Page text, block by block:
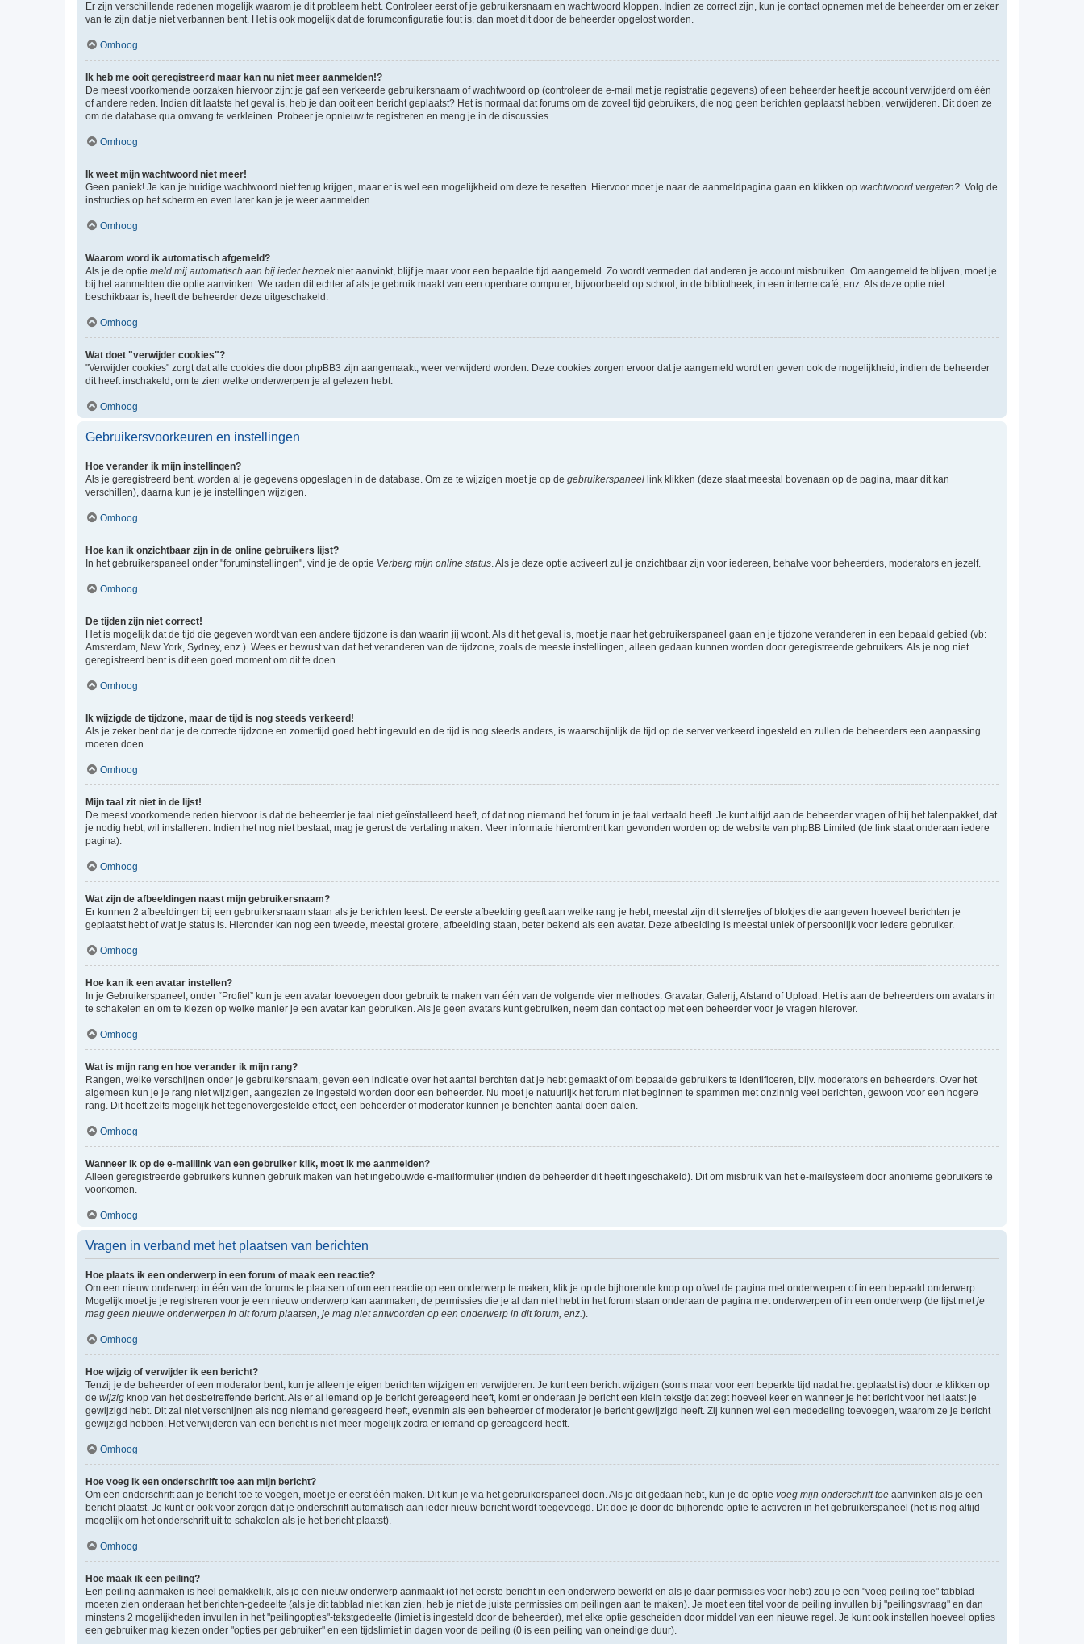
Er zijn verschillende redenen mogelijk waarom je dit probleem hebt. Controleer eerst of je gebruikersnaam en wachtwoord kloppen. Indien ze correct zijn, kun je contact opnemen met de beheerder om er zeker
van te zijn dat je niet verbannen bent. Het is ook mogelijk dat de forumconfiguratie fout is, dan moet dit door de beheerder opgelost worden.
Omhoog
Ik heb me ooit geregistreerd maar kan nu niet meer aanmelden!?
De meest voorkomende oorzaken hiervoor zijn: je gaf een verkeerde gebruikersnaam of wachtwoord op (controleer de e-mail met je registratie gegevens) of een beheerder heeft je account verwijderd om één
of andere reden. Indien dit laatste het geval is, heb je dan ooit een bericht geplaatst? Het is normaal dat forums om de zoveel tijd gebruikers, die nog geen berichten geplaatst hebben, verwijderen. Dit doen ze
om de database qua omvang te verkleinen. Probeer je opnieuw te registreren en meng je in de discussies.
Omhoog
Ik weet mijn wachtwoord niet meer!
Geen paniek! Je kan je huidige wachtwoord niet terug krijgen, maar er is wel een mogelijkheid om deze te resetten. Hiervoor moet je naar de aanmeldpagina gaan en klikken op wachtwoord vergeten?. Volg de
instructies op het scherm en even later kan je je weer aanmelden.
Omhoog
Waarom word ik automatisch afgemeld?
Als je de optie meld mij automatisch aan bij ieder bezoekniet aanvinkt, blijf je maar voor een bepaalde tijd aangemeld. Zo wordt vermeden dat anderen je account misbruiken. Om aangemeld te blijven, moet je
bij het aanmelden die optie aanvinken. We raden dit echter af als je gebruik maakt van een openbare computer, bijvoorbeeld op school, in de bibliotheek, in een internetcafé, enz. Als deze optie niet
beschikbaar is, heeft de beheerder deze uitgeschakeld.
Omhoog
Wat doet "verwijder cookies"?
"Verwijder cookies" zorgt dat alle cookies die door phpBB3 zijn aangemaakt, weer verwijderd worden. Deze cookies zorgen ervoor dat je aangemeld wordt en geven ook de mogelijkheid, indien de beheerder
dit heeft inschakeld, om te zien welke onderwerpen je al gelezen hebt.
Omhoog
Gebruikersvoorkeuren en instellingen
Hoe verander ik mijn instellingen?
Als je geregistreerd bent, worden al je gegevens opgeslagen in de database. Om ze te wijzigen moet je op de gebruikerspaneel link klikken (deze staat meestal bovenaan op de pagina, maar dit kan
verschillen), daarna kun je je instellingen wijzigen.
Omhoog
Hoe kan ik onzichtbaar zijn in de online gebruikers lijst?
In het gebruikerspaneel onder "foruminstellingen", vind je de optie Verberg mijn online status. Als je deze optie activeert zul je onzichtbaar zijn voor iedereen, behalve voor beheerders, moderators en jezelf.
Omhoog
De tijden zijn niet correct!
Het is mogelijk dat de tijd die gegeven wordt van een andere tijdzone is dan waarin jij woont. Als dit het geval is, moet je naar het gebruikerspaneel gaan en je tijdzone veranderen in een bepaald gebied (vb:
Amsterdam, New York, Sydney, enz.). Wees er bewust van dat het veranderen van de tijdzone, zoals de meeste instellingen, alleen gedaan kunnen worden door geregistreerde gebruikers. Als je nog niet
geregistreerd bent is dit een goed moment om dit te doen.
Omhoog
Ik wijzigde de tijdzone, maar de tijd is nog steeds verkeerd!
Als je zeker bent dat je de correcte tijdzone en zomertijd goed hebt ingevuld en de tijd is nog steeds anders, is waarschijnlijk de tijd op de server verkeerd ingesteld en zullen de beheerders een aanpassing
moeten doen.
Omhoog
Mijn taal zit niet in de lijst!
De meest voorkomende reden hiervoor is dat de beheerder je taal niet geïnstalleerd heeft, of dat nog niemand het forum in je taal vertaald heeft. Je kunt altijd aan de beheerder vragen of hij het talenpakket, dat
je nodig hebt, wil installeren. Indien het nog niet bestaat, mag je gerust de vertaling maken. Meer informatie hieromtrent kan gevonden worden op de website van phpBB Limited (de link staat onderaan iedere
pagina).
Omhoog
Wat zijn de afbeeldingen naast mijn gebruikersnaam?
Er kunnen 2 afbeeldingen bij een gebruikersnaam staan als je berichten leest. De eerste afbeelding geeft aan welke rang je hebt, meestal zijn dit sterretjes of blokjes die aangeven hoeveel berichten je
geplaatst hebt of wat je status is. Hieronder kan nog een tweede, meestal grotere, afbeelding staan, beter bekend als een avatar. Deze afbeelding is meestal uniek of persoonlijk voor iedere gebruiker.
Omhoog
Hoe kan ik een avatar instellen?
In je Gebruikerspaneel, onder “Profiel” kun je een avatar toevoegen door gebruik te maken van één van de volgende vier methodes: Gravatar, Galerij, Afstand of Upload. Het is aan de beheerders om avatars in
te schakelen en om te kiezen op welke manier je een avatar kan gebruiken. Als je geen avatars kunt gebruiken, neem dan contact op met een beheerder voor je vragen hierover.
Omhoog
Wat is mijn rang en hoe verander ik mijn rang?
Rangen, welke verschijnen onder je gebruikersnaam, geven een indicatie over het aantal berchten dat je hebt gemaakt of om bepaalde gebruikers te identificeren, bijv. moderators en beheerders. Over het
algemeen kun je je rang niet wijzigen, aangezien ze ingesteld worden door een beheerder. Nu moet je natuurlijk het forum niet beginnen te spammen met onzinnig veel berichten, gewoon voor een hogere
rang. Dit heeft zelfs mogelijk het tegenovergestelde effect, een beheerder of moderator kunnen je berichten aantal doen dalen.
Omhoog
Wanneer ik op de e-maillink van een gebruiker klik, moet ik me aanmelden?
Alleen geregistreerde gebruikers kunnen gebruik maken van het ingebouwde e-mailformulier (indien de beheerder dit heeft ingeschakeld). Dit om misbruik van het e-mailsysteem door anonieme gebruikers te
voorkomen.
Omhoog
Vragen in verband met het plaatsen van berichten
Hoe plaats ik een onderwerp in een forum of maak een reactie?
Om een nieuw onderwerp in één van de forums te plaatsen of om een reactie op een onderwerp te maken, klik je op de bijhorende knop op ofwel de pagina met onderwerpen of in een bepaald onderwerp.
Mogelijk moet je je registreren voor je een nieuw onderwerp kan aanmaken, de permissies die je al dan niet hebt in het forum staan onderaan de pagina met onderwerpen of in een onderwerp (de lijst metje
mag geen nieuwe onderwerpen in dit forum plaatsen, je mag niet antwoorden op een onderwerp in dit forum, enz.).
Omhoog
Hoe wijzig of verwijder ik een bericht?
Tenzij je de beheerder of een moderator bent, kun je alleen je eigen berichten wijzigen en verwijderen. Je kunt een bericht wijzigen (soms maar voor een beperkte tijd nadat het geplaatst is) door te klikken op
de wijzig knop van het desbetreffende bericht. Als er al iemand op je bericht gereageerd heeft, komt er onderaan je bericht een klein tekstje dat zegt hoeveel keer en wanneer je het bericht voor het laatst je
gewijzigd hebt. Dit zal niet verschijnen als nog niemand gereageerd heeft, evenmin als een beheerder of moderator je bericht gewijzigd heeft. Zij kunnen wel een mededeling toevoegen, waarom ze je bericht
gewijzigd hebben. Het verwijderen van een bericht is niet meer mogelijk zodra er iemand op gereageerd heeft.
Omhoog
Hoe voeg ik een onderschrift toe aan mijn bericht?
Om een onderschrift aan je bericht toe te voegen, moet je er eerst één maken. Dit kun je via het gebruikerspaneel doen. Als je dit gedaan hebt, kun je de optie voeg mijn onderschrift toe aanvinken als je een
bericht plaatst. Je kunt er ook voor zorgen dat je onderschrift automatisch aan ieder nieuw bericht wordt toegevoegd. Dit doe je door de bijhorende optie te activeren in het gebruikerspaneel (het is nog altijd
mogelijk om het onderschrift uit te schakelen als je het bericht plaatst).
Omhoog
Hoe maak ik een peiling?
Een peiling aanmaken is heel gemakkelijk, als je een nieuw onderwerp aanmaakt (of het eerste bericht in een onderwerp bewerkt en als je daar permissies voor hebt) zou je een "voeg peiling toe" tabblad
moeten zien onderaan het berichten-gedeelte (als je dit tabblad niet kan zien, heb je niet de juiste permissies om peilingen aan te maken). Je moet een titel voor de peiling invullen bij "peilingsvraag" en dan
minstens 2 mogelijkheden invullen in het "peilingopties"-tekstgedeelte (limiet is ingesteld door de beheerder), met elke optie gescheiden door middel van een nieuwe regel. Je kunt ook instellen hoeveel opties
een gebruiker mag kiezen onder "opties per gebruiker" en een tijdslimiet in dagen voor de peiling (0 is een peiling van oneindige duur).